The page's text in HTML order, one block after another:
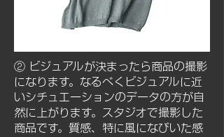
② ビジュアルが決まったら商品の撮影
になります。なるべくビジュアルに近
いシチュエーションのデータの方が自
然に上がります。スタジオで撮影した
商品です。質感、特に風になびいた感